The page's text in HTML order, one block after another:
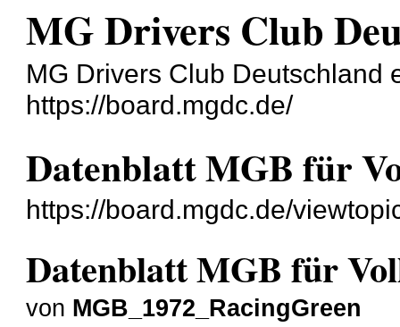
MG Drivers Club
MG Drivers Club Deutschland
https://board.mgdc.de/
Datenblatt MGB für
https://board.mgdc.de/
Datenblatt MGB für
von MGB_1972_RacingGreen